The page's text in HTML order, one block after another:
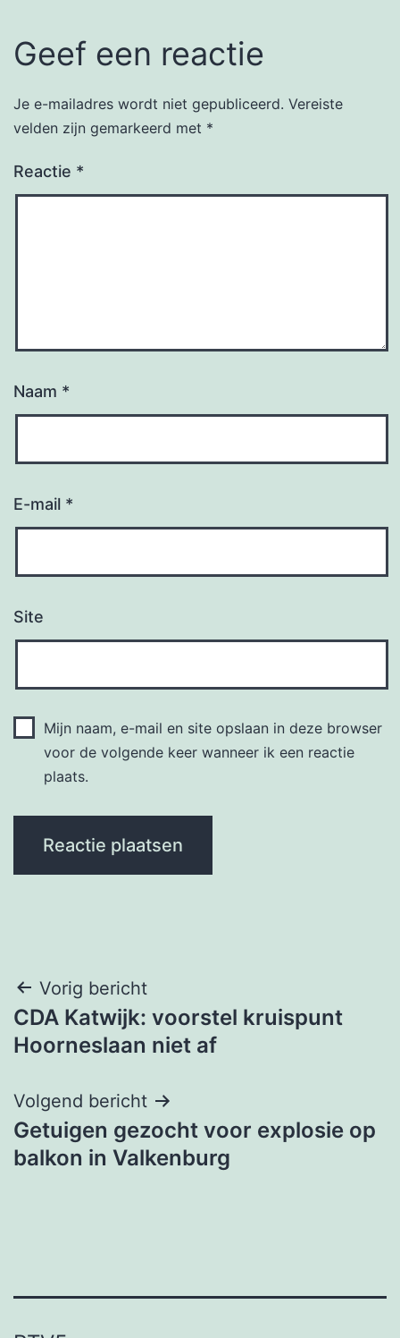
Geef een reactie
Je e-mailadres wordt niet gepubliceerd. Vereiste
velden zijn gemarkeerd met *
Reactie *
Naam *
E-mail *
Site
Mijn naam, e-mail en site opslaan in deze browser
voor de volgende keer wanneer ik een reactie
plaats.
Bericht
navigatie
Vorig bericht
CDA Katwijk: voorstel kruispunt
Hoorneslaan niet af
Volgend bericht
Getuigen gezocht voor explosie op
balkon in Valkenburg